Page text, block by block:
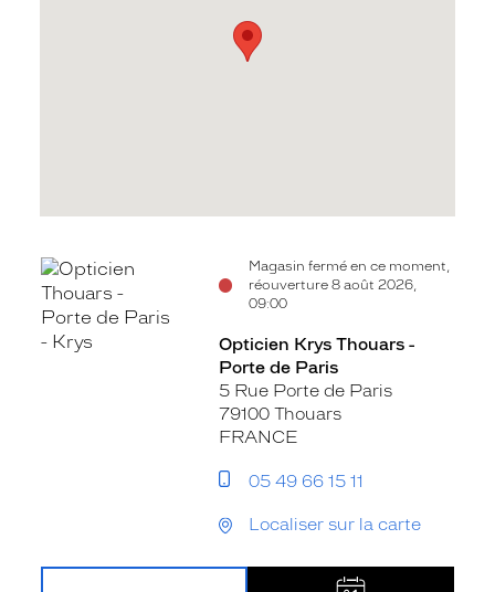
Magasin fermé en ce moment,
réouverture 8 août 2026,
09:00
Voir
la
fiche
Opticien Krys Thouars -
Porte de Paris
5 Rue Porte de Paris
79100 Thouars
FRANCE
05 49 66 15 11
Localiser sur la carte